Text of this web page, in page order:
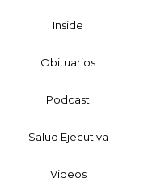
Inside
Obituarios
Podcast
Salud Ejecutiva
Videos